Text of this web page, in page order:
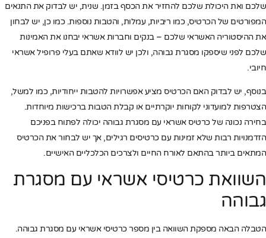
שלכם ואת היכולת שלכם להחזיר את הכסף בזמן. שנית, יש לבדוק את התנאים
המפורטים של הכרטיס, כמו ריביות, עמלות, והטבות נוספות. כמו כן, יש לבחון
את ההיסטוריה האשראי שלכם – בנקים וחברות אשראי יבחנו את האמינות
שלכם לפני שיספקו מסגרת גבוהה, ולכן יש לוודא שאתם בעלי פרופיל אשראי
חיובי.
בנוסף, יש לבדוק האם הכרטיס מציע אפשרויות להטבות ייחודיות, כמו למשל,
הצטרפות למועדוני לקוחות יוקרתיים או קבלת הטבות ברכישות מיוחדות.
בחירה נכונה של כרטיס אשראי עם מסגרת גבוהה יכולה לפתוח בפניכם
הזדמנויות רבות שלא זמינות עם כרטיסים רגילים, אך יש לבחור את הכרטיס
המתאים ביותר בהתאם לאורח החיים ולצרכים הכלכליים האישיים.
השוואת כרטיסי אשראי עם מסגרת
גבוהה
הטבלה הבאה מספקת השוואה בין מספר כרטיסי אשראי עם מסגרת גבוהה.